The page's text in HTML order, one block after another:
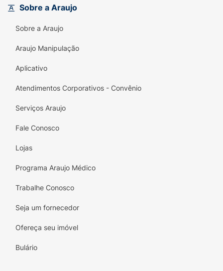
Sobre a Araujo
Sobre a Araujo
Araujo Manipulação
Aplicativo
Atendimentos Corporativos - Convênio
Serviços Araujo
Fale Conosco
Lojas
Programa Araujo Médico
Trabalhe Conosco
Seja um fornecedor
Ofereça seu imóvel
Bulário